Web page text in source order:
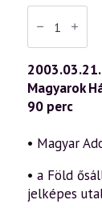
Váradi
Tibor
előadás
(292)
—
„Isten,
áldd
meg
a
14.
rész
mennyiség
2003.03.21.
Magyarok
90 perc
• Magyar
• a Föld
jelképes